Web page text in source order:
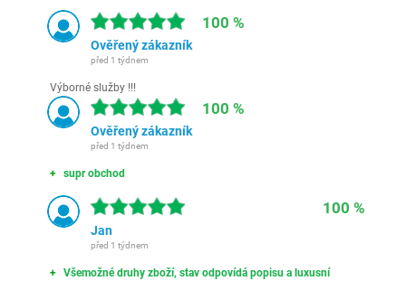
100 %
Ověřený zákazník
před 1 týdnem
Výborné služby !!!
100 %
Ověřený zákazník
před 1 týdnem
supr obchod
100 %
Jan
před 1 týdnem
Všemožné druhy zboží, stav odpovídá popisu a luxusní